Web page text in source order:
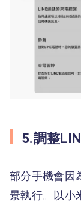
5.調整
部分手機會因
景執行。以小